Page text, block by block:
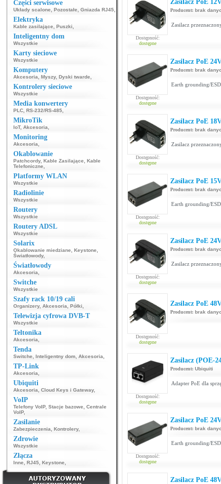
Części serwisowe
Układy scalone Pozostałe Gniazda RJ45
Elektryka
Kable zasilające Puszki
Inteligentny dom
Wszystkie
Karty sieciowe
Wszystkie
Komputery
Akcesoria Myszy, Dyski twarde
Kontrolery sieciowe
Wszystkie
Media konwertery
PLC RS-232/RS-485
MikroTik
IoT, Akcesoria
Monitoring
Akcesoria
Okablowanie
Patchcordy, Kable Zasilające
Kable
Telefoniczne
Platformy WLAN
Wszystkie
Radiolinie
Wszystkie
Routery
Wszystkie
Routery ADSL
Wszystkie
Solarix
Okablowanie miedziane Keystone
Światłowody,
Światłowody
Akcesoria
Switche
Wszystkie
Szafy rack 10/19 cali
Organizery, Akcesoria Półki
Telewizja cyfrowa DVB-T
Wszystkie
Teltonika
Akcesoria
Tenda
Switche Inteligentny dom Akcesoria
TP-Link
Akcesoria
Ubiquiti
Akcesoria Cloud Keys i Gateway,
VoIP
Telefony VoIP, Stacje bazowe
Centrale
VoIP,
Zasilanie
Zabezpieczenia Kontrolery,
Zdrowie
Wszystkie
Złącza
Inne RJ45 Keystone
Dostępność:
dostępne
Zasilacz PoE
Producent: brak
Zasilacz
Dostępność:
dostępne
Zasilacz PoE
Producent: brak
Earth grounding/
Dostępność:
dostępne
Zasilacz PoE
Producent: brak
Zasilacz
Dostępność:
dostępne
Zasilacz PoE
Producent: brak
Earth grounding/
Dostępność:
dostępne
Zasilacz PoE
Producent: brak
Zasilacz
Dostępność:
dostępne
Zasilacz PoE
Producent: brak
Dostępność:
dostępne
Zasilacz (POE-
Producent: Ubiquiti
Adapter PoE dla
Dostępność:
dostępne
Zasilacz PoE
Producent: brak
Earth grounding/
Zasilacz PoE